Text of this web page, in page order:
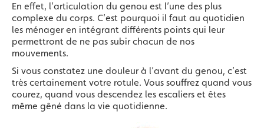
En effet, l’articulation du genou est l’une des plus
complexe du corps. C’est pourquoi il faut au quotidien
les ménager en intégrant différents points qui leur
permettront de ne pas subir chacun de nos
mouvements.
Si vous constatez une douleur à l’avant du genou, c’est
très certainement votre rotule. Vous souffrez quand vous
courez, quand vous descendez les escaliers et êtes
même gêné dans la vie quotidienne.